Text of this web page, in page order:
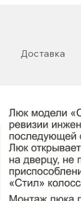
Доставка